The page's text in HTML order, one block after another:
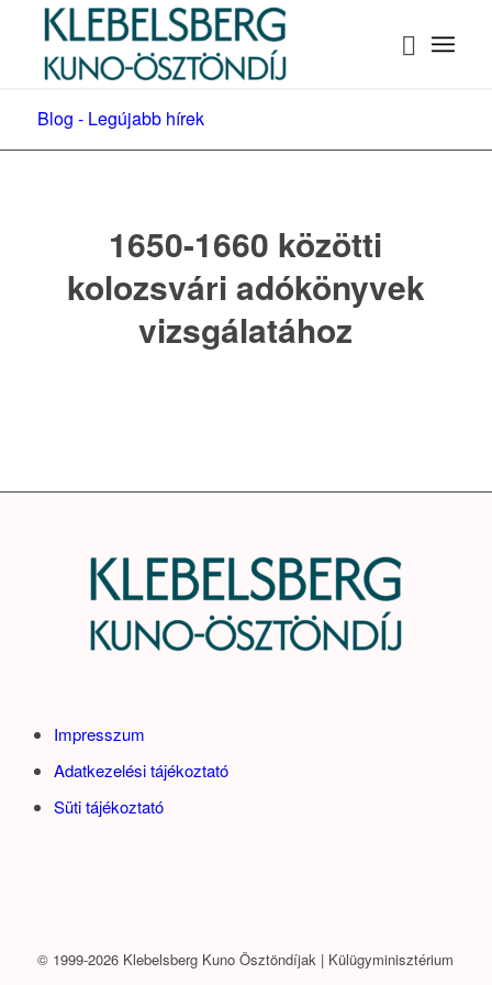
Blog - Legújabb hírek
1650-1660 közötti
kolozsvári adókönyvek
vizsgálatához
Impresszum
Adatkezelési tájékoztató
Süti tájékoztató
© 1999-2026 Klebelsberg Kuno Ösztöndíjak | Külügyminisztérium